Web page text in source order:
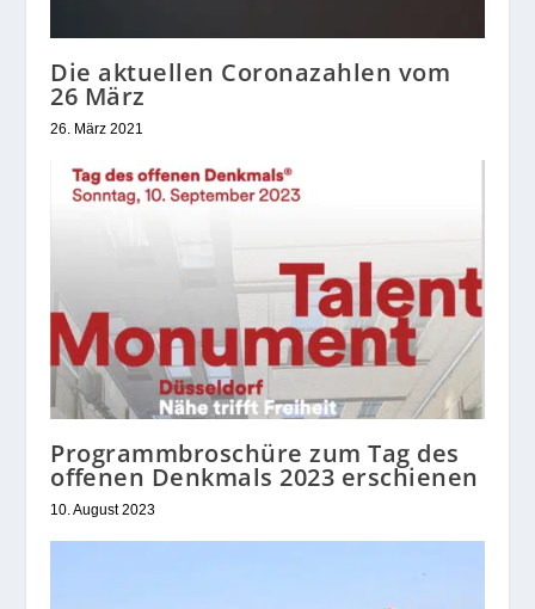
Die aktuellen Coronazahlen vom
26 März
26. März 2021
Programmbroschüre zum Tag des
offenen Denkmals 2023 erschienen
10. August 2023